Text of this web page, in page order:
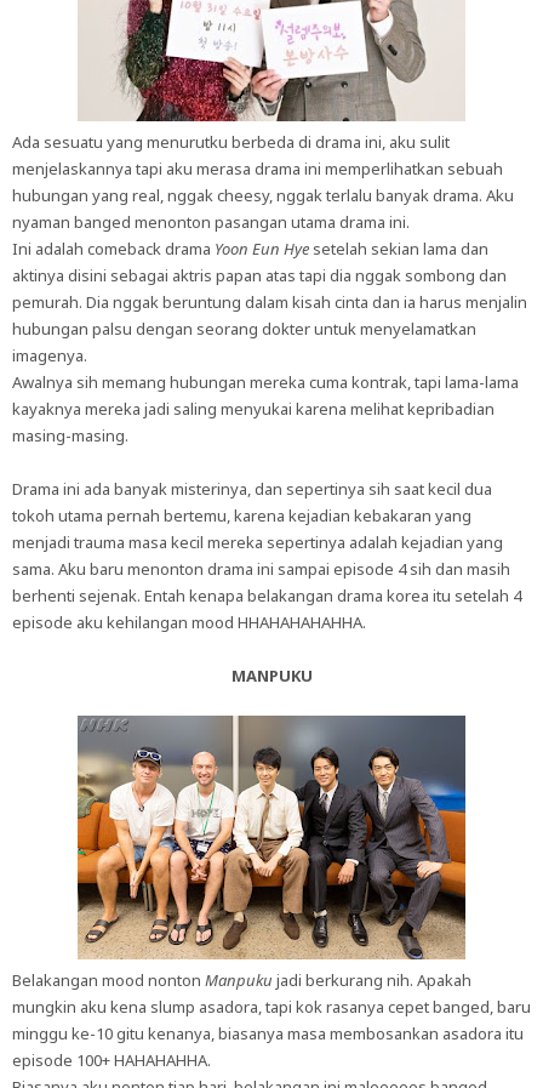
Ada sesuatu yang menurutku berbeda di drama ini, aku sulit
menjelaskannya tapi aku merasa drama ini memperlihatkan sebuah
hubungan yang real, nggak cheesy, nggak terlalu banyak drama. Aku
nyaman banged menonton pasangan utama drama ini.
Ini adalah comeback drama Yoon Eun Hye setelah sekian lama dan
aktinya disini sebagai aktris papan atas tapi dia nggak sombong dan
pemurah. Dia nggak beruntung dalam kisah cinta dan ia harus menjalin
hubungan palsu dengan seorang dokter untuk menyelamatkan
imagenya.
Awalnya sih memang hubungan mereka cuma kontrak, tapi lama-lama
kayaknya mereka jadi saling menyukai karena melihat kepribadian
masing-masing.
Drama ini ada banyak misterinya, dan sepertinya sih saat kecil dua
tokoh utama pernah bertemu, karena kejadian kebakaran yang
menjadi trauma masa kecil mereka sepertinya adalah kejadian yang
sama. Aku baru menonton drama ini sampai episode 4 sih dan masih
berhenti sejenak. Entah kenapa belakangan drama korea itu setelah 4
episode aku kehilangan mood HHAHAHAHAHHA.
MANPUKU
Belakangan mood nonton Manpuku jadi berkurang nih. Apakah
mungkin aku kena slump asadora, tapi kok rasanya cepet banged, baru
minggu ke-10 gitu kenanya, biasanya masa membosankan asadora itu
episode 100+ HAHAHAHHA.